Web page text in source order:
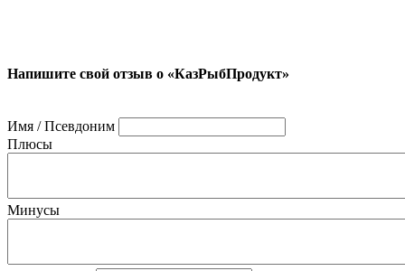
Напишите свой отзыв о «КазРыбПродукт»
Имя / Псевдоним
Плюсы
Минусы